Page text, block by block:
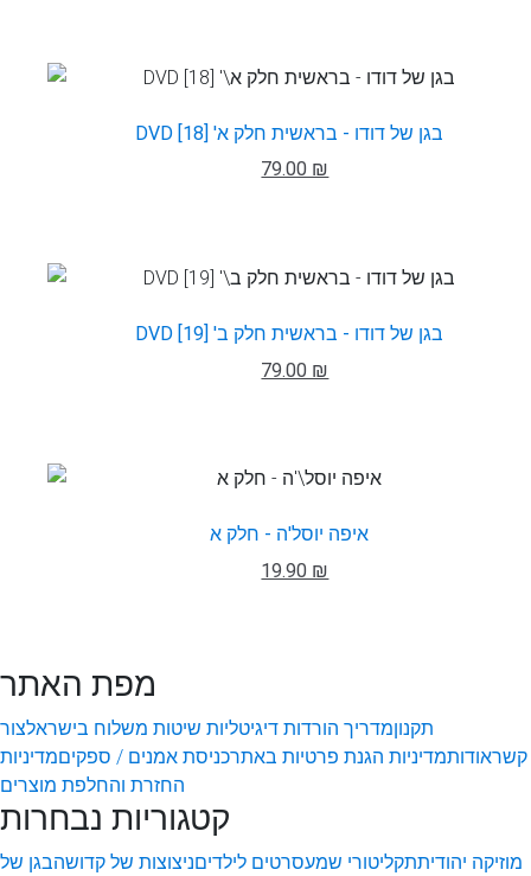
DVD בגן של דודו - בראשית חלק א' [18]
79.00 ₪
DVD בגן של דודו - בראשית חלק ב' [19]
79.00 ₪
איפה יוסל'ה - חלק א
19.90 ₪
מפת האתר
תקנוןמדריך הורדות דיגיטליות שיטות משלוח בישראלצור
קשראודותמדיניות הגנת פרטיות באתרכניסת אמנים / ספקיםמדיניות
החזרת והחלפת מוצרים
קטגוריות נבחרות
מוזיקה יהודיתתקליטורי שמעסרטים לילדיםניצוצות של קדושהבגן של